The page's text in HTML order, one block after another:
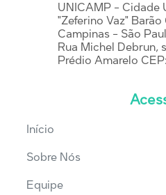
UNICAMP - Cidade
"Zeferino Vaz" Barão
Campinas - São
Rua Michel Debrun,
Prédio Amarelo
Início
Sobre Nós
Equipe